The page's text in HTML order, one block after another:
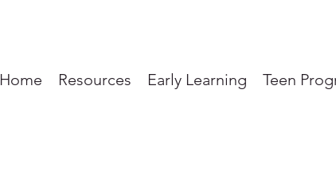
Home Resources Early Learning Teen